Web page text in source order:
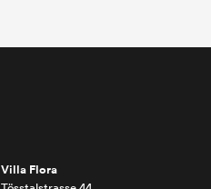
Villa Flora